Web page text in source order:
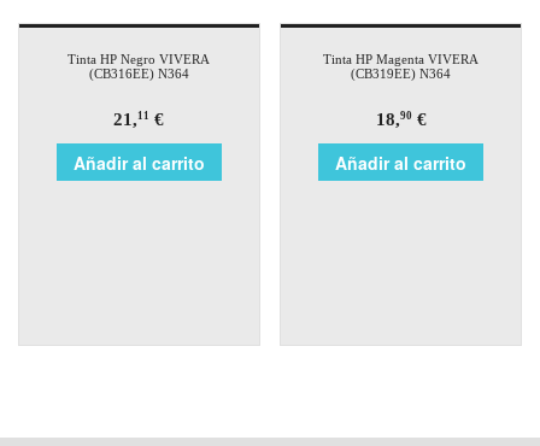
Tinta HP Negro VIVERA
(CB316EE) N364
21,11 €
Añadir al carrito
Tinta HP Magenta VIVERA
(CB319EE) N364
18,90€
Añadir al carrito